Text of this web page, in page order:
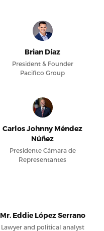
Brian Díaz
President & Founder
Pacifico Group
Carlos Johnny Méndez
Núñez
Presidente Cámara de
Representantes
Mr. Eddie López Serrano
Lawyer and political analyst